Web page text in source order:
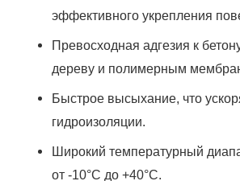
эффективного укрепления
Превосходная адгезия к
дереву и полимерным
Быстрое высыхание, что
гидроизоляции.
Широкий температурный
от -10°С до +40°С.